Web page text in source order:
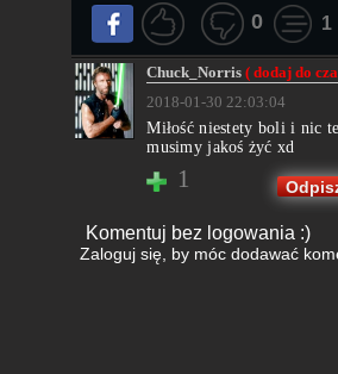
0 1
Chuck_Norris( dodaj do
2018-01-30 22:03:04
Miłość niestety boli i nic
musimy jakoś żyć xd
1
Komentuj bez logowania :)
Zaloguj się, by móc dodawać